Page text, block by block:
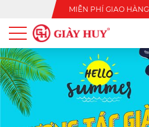
MIỄN PHÍ GIAO